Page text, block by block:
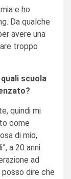
e ho
Da qualche
avere una
troppo
scuola
quindi mi
come
di mio,
a 20 anni.
ad
posso dire che